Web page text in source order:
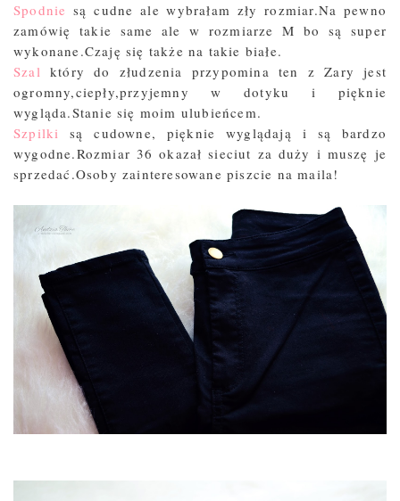
Spodniesą cudne ale wybrałam zły rozmiar.Na pewno
zamówię takie same ale w rozmiarze M bo są super
wykonane.Czaję się także na takie białe.
Szal który do złudzenia przypomina ten z Zary jest
ogromny,ciepły,przyjemny w dotyku i pięknie
wygląda.Stanie się moim ulubieńcem.
Szpilkisą cudowne, pięknie wyglądają i są bardzo
wygodne.Rozmiar 36 okazał sieciut za duży i muszę je
sprzedać.Osoby zainteresowane piszcie na maila!